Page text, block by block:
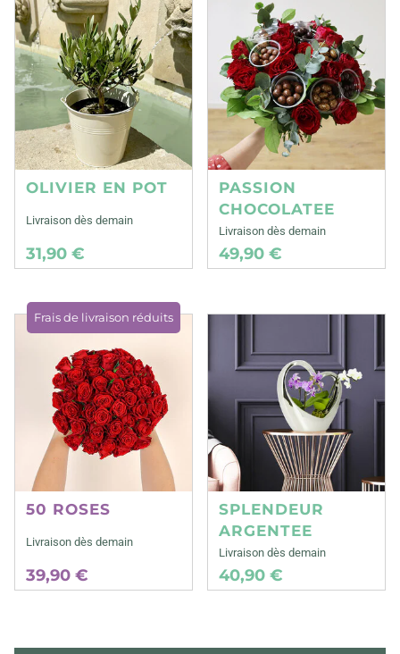
OLIVIER EN POT
Livraison dès demain
31,90 €
PASSION
CHOCOLATEE
Livraison dès demain
49,90 €
Frais de livraison réduits
50 ROSES
Livraison dès demain
39,90 €
SPLENDEUR
ARGENTEE
Livraison dès demain
40,90 €